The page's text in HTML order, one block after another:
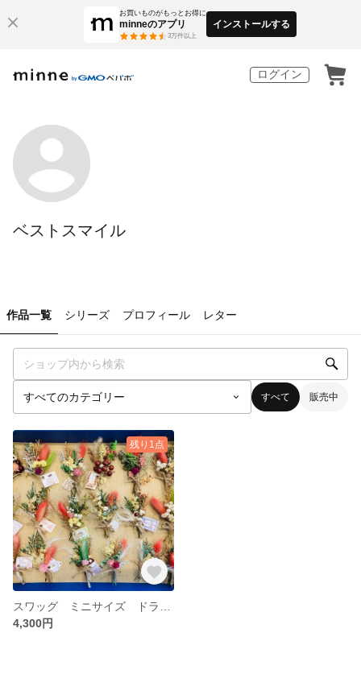
お買いものがもっとお得に
minneのアプリ
3万件以上
インストールする
ログイン
ベストスマイル
作品一覧 シリーズ プロフィール レター
すべて 販売中
残り1点
4,300円